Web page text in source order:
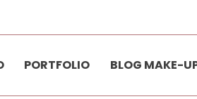
PORTFOLIO BLOG MAKE-